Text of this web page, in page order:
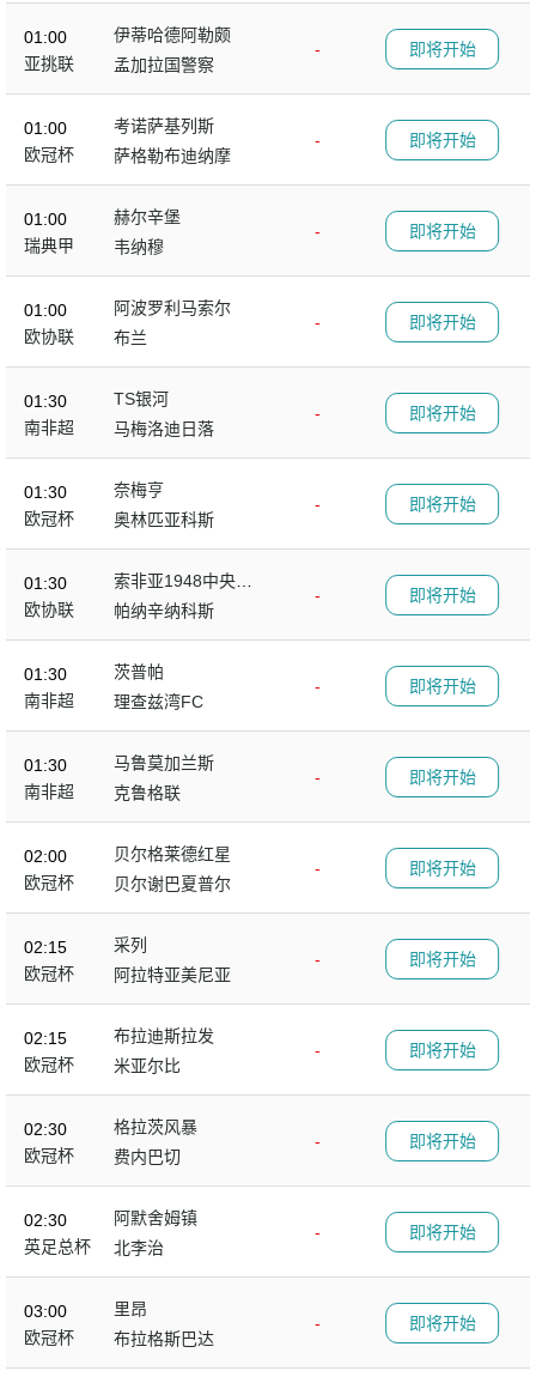
01:00
亚挑联
伊蒂哈德阿勒颇
-
孟加拉国警察
即将开始
01:00
欧冠杯
考诺萨基列斯
-
萨格勒布迪纳摩
即将开始
01:00
瑞典甲
赫尔辛堡
-
韦纳穆
即将开始
01:00
欧协联
阿波罗利马索尔
-
布兰
即将开始
01:30
南非超
TS银河
-
马梅洛迪日落
即将开始
01:30
欧冠杯
奈梅亨
-
奥林匹亚科斯
即将开始
01:30
欧协联
索非亚1948中央陆
军
-
帕纳辛纳科斯
即将开始
01:30
南非超
茨普帕
-
理查兹湾FC
即将开始
01:30
南非超
马鲁莫加兰斯
-
克鲁格联
即将开始
02:00
欧冠杯
贝尔格莱德红星
-
贝尔谢巴夏普尔
即将开始
02:15
欧冠杯
采列
-
阿拉特亚美尼亚
即将开始
02:15
欧冠杯
布拉迪斯拉发
-
米亚尔比
即将开始
02:30
欧冠杯
格拉茨风暴
-
费内巴切
即将开始
02:30
英足总杯
阿默舍姆镇
-
北李治
即将开始
03:00
欧冠杯
里昂
-
布拉格斯巴达
即将开始